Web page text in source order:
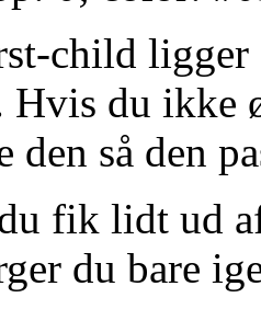
child ligger
Hvis du ikke
den så den
fik lidt ud
du bare